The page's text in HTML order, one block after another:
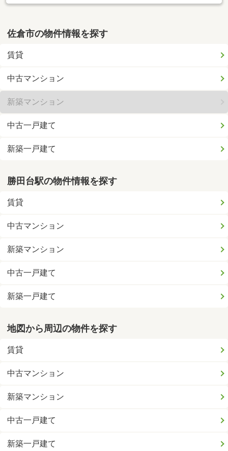
佐倉市の物件情報を探す
賃貸
中古マンション
新築マンション
中古一戸建て
新築一戸建て
勝田台駅の物件情報を探す
賃貸
中古マンション
新築マンション
中古一戸建て
新築一戸建て
地図から周辺の物件を探す
賃貸
中古マンション
新築マンション
中古一戸建て
新築一戸建て